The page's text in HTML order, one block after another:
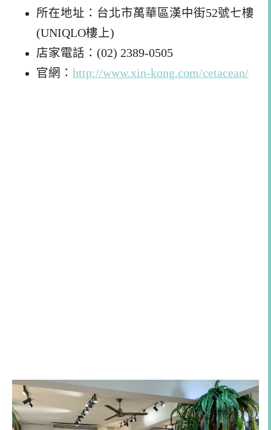
所在地址：台北市萬華區漢中街52號七樓
(UNIQLO樓上)
店家電話：(02) 2389-0505
官網： http://www.xin-kong.com/cetacean/